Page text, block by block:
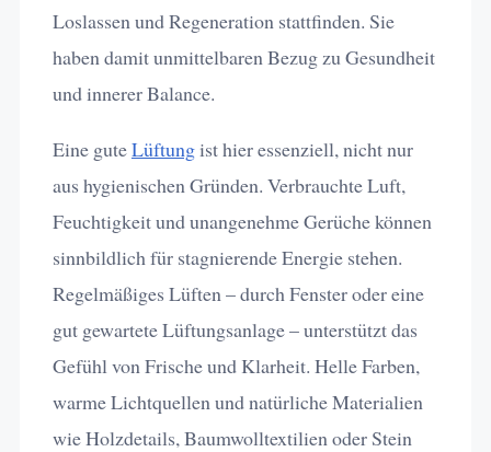
Loslassen und Regeneration stattfinden. Sie
haben damit unmittelbaren Bezug zu Gesundheit
und innerer Balance.
Eine guteLüftungist hier essenziell, nicht nur
aus hygienischen Gründen. Verbrauchte Luft,
Feuchtigkeit und unangenehme Gerüche können
sinnbildlich für stagnierende Energie stehen.
Regelmäßiges Lüften – durch Fenster oder eine
gut gewartete Lüftungsanlage – unterstützt das
Gefühl von Frische und Klarheit. Helle Farben,
warme Lichtquellen und natürliche Materialien
wie Holzdetails, Baumwolltextilien oder Stein